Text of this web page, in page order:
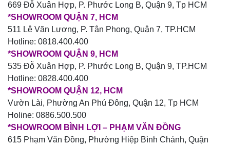
669 Đỗ Xuân Hợp, P. Phước Long B, Quận 9, Tp HCM
*SHOWROOM QUẬN 7, HCM
511 Lê Văn Lương, P. Tân Phong, Quận 7, TP.HCM
Hotline: 0818.400.400
*SHOWROOM QUẬN 9, HCM
535 Đỗ Xuân Hợp, P. Phước Long B, Quận 9, TP.HCM
Hotline: 0828.400.400
*SHOWROOM QUẬN 12, HCM
Vườn Lài, Phường An Phú Đông, Quận 12, Tp HCM
Holine: 0886.500.500
*SHOWROOM BÌNH LỢI – PHẠM VĂN ĐỒNG
615 Phạm Văn Đồng, Phường Hiệp Bình Chánh, Quận